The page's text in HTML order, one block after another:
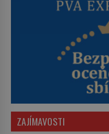
ZAJÍMAVOSTI